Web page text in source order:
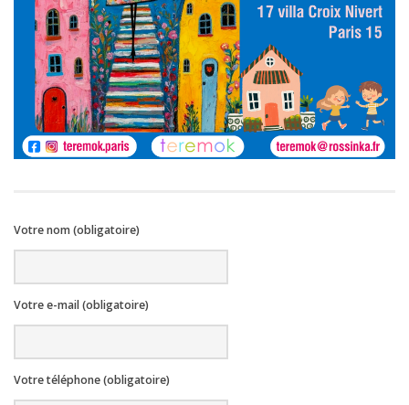
Votre nom (obligatoire)
Votre e-mail (obligatoire)
Votre téléphone (obligatoire)